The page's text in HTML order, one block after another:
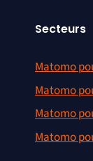
Secteurs
Matomo
Matomo
Matomo
Matomo